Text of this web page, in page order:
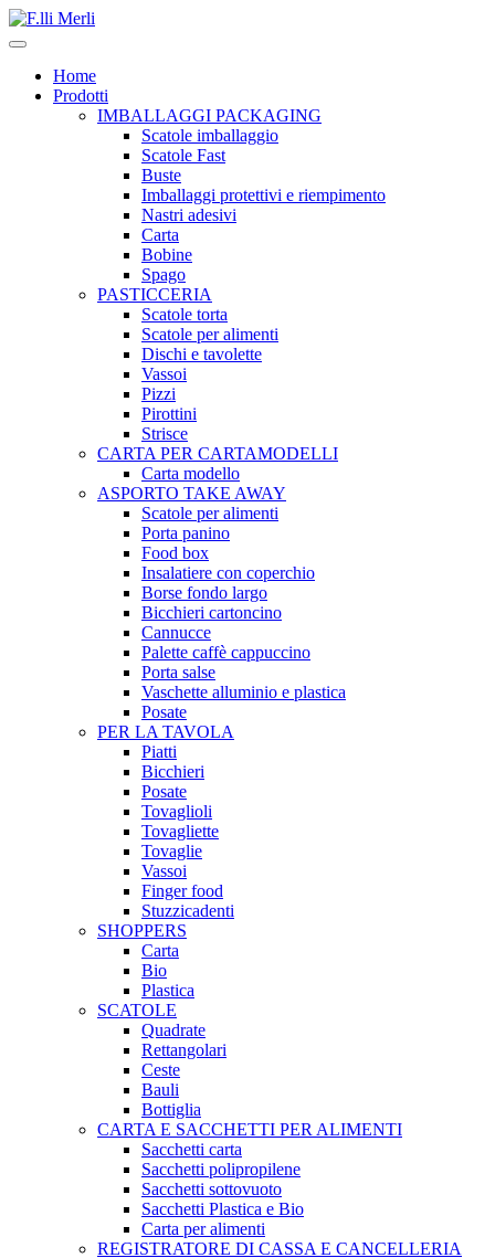
Home
Prodotti
IMBALLAGGI PACKAGING
Scatole imballaggio
Scatole Fast
Buste
Imballaggi protettivi e riempimento
Nastri adesivi
Carta
Bobine
Spago
PASTICCERIA
Scatole torta
Scatole per alimenti
Dischi e tavolette
Vassoi
Pizzi
Pirottini
Strisce
CARTA PER CARTAMODELLI
Carta modello
ASPORTO TAKE AWAY
Scatole per alimenti
Porta panino
Food box
Insalatiere con coperchio
Borse fondo largo
Bicchieri cartoncino
Cannucce
Palette caffè cappuccino
Porta salse
Vaschette alluminio e plastica
Posate
PER LA TAVOLA
Piatti
Bicchieri
Posate
Tovaglioli
Tovagliette
Tovaglie
Vassoi
Finger food
Stuzzicadenti
SHOPPERS
Carta
Bio
Plastica
SCATOLE
Quadrate
Rettangolari
Ceste
Bauli
Bottiglia
CARTA E SACCHETTI PER ALIMENTI
Sacchetti carta
Sacchetti polipropilene
Sacchetti sottovuoto
Sacchetti Plastica e Bio
Carta per alimenti
REGISTRATORE DI CASSA E CANCELLERIA